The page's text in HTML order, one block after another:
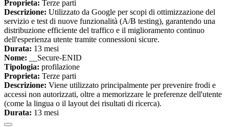
Proprieta: Terze parti
Descrizione: Utilizzato da Google per scopi di ottimizzazione del
servizio e test di nuove funzionalità (A/B testing), garantendo una
distribuzione efficiente del traffico e il miglioramento continuo
dell'esperienza utente tramite connessioni sicure.
Durata: 13 mesi
Nome: __Secure-ENID
Tipologia: profilazione
Proprieta: Terze parti
Descrizione: Viene utilizzato principalmente per prevenire frodi e
accessi non autorizzati, oltre a memorizzare le preferenze dell'utente
(come la lingua o il layout dei risultati di ricerca).
Durata: 13 mesi